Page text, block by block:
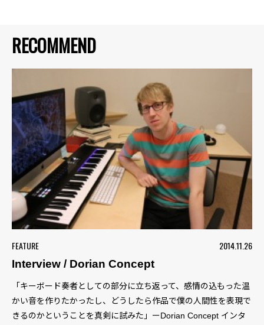
RECOMMEND
FEATURE
2014.11.26
Interview / Dorian Concept
「キーボード奏者としての部分に立ち返って、感情の込もった温
かい音を作りたかったし、どうしたら作品で僕の人間性を表現で
きるのかということを真剣に試みた」ーDorian Concept インタ